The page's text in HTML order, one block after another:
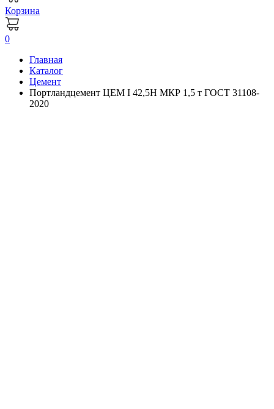
Корзина
0
Главная
Каталог
Цемент
Портландцемент ЦЕМ I 42,5Н МКР 1,5 т ГОСТ 31108-
2020